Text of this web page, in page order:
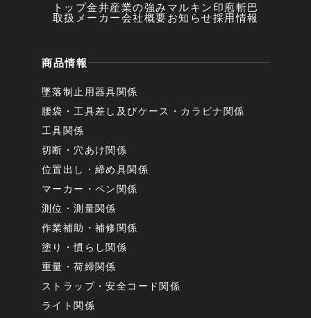
トップ金井産業の強み マルキン印 庖斬巴
取扱メーカー会社概要お知らせ採用情報
商品情報
墜落制止用器具関係
腰袋・工具差し及びケース・カラビナ関係
工具関係
切断・穴あけ関係
位置出し・締め具関係
マーカー・ペン関係
測位・測量関係
作業補助・補修関係
塗り・慣らし関係
重量・荷締関係
ストラップ・安全コード関係
ライト関係